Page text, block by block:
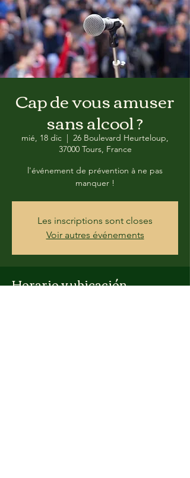
Cap de vous amuser
sans alcool ?
mié, 18 dic
  |
26 Boulevard Heurteloup,
37000 Tours, France
l'événement de prévention à ne pas
manquer !
Les inscriptions sont closes
Voir autres événements
Horario y ubicación